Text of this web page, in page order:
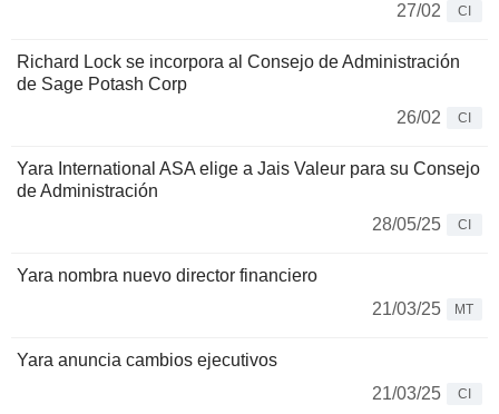
27/02
CI
Richard Lock se incorpora al Consejo de Administración
de Sage Potash Corp
26/02
CI
Yara International ASA elige a Jais Valeur para su Consejo
de Administración
28/05/25
CI
Yara nombra nuevo director financiero
21/03/25
MT
Yara anuncia cambios ejecutivos
21/03/25
CI